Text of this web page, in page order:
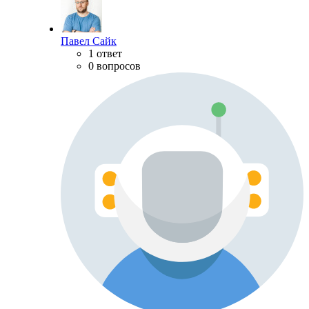
Павел Сайк
1 ответ
0 вопросов